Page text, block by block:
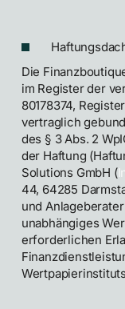
Die
im Register der
80178374,
vertraglich
des § 3 Abs. 2
der Haftung
Solutions GmbH (
44, 64285
und
unabhängiges
erforderlichen